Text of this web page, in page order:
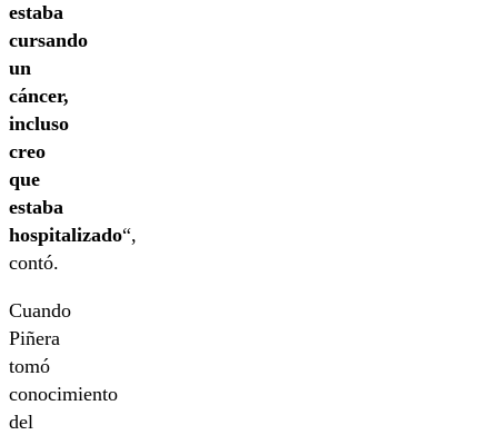
estaba
cursando
un
cáncer,
incluso
creo
que
estaba
hospitalizado“,
contó.
Cuando
Piñera
tomó
conocimiento
del